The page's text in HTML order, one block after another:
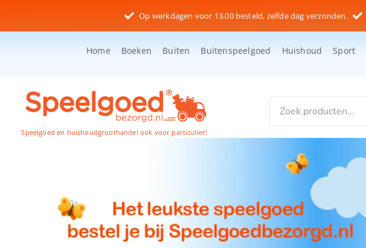
inhoud
Op werkdagen voor 13.00 besteld, zelfde dag verzonden.
Home Boeken Buiten Buitenspeelgoed Huishoud Sport
Speelgoed en huishoudgroothandel ook voor particulier!